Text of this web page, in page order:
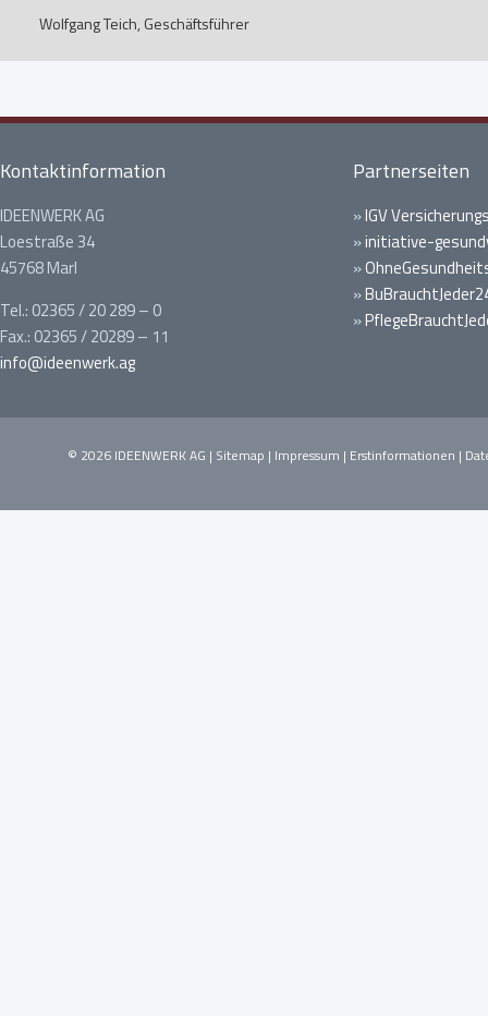
Wolfgang Teich, Geschäftsführer
Kontaktinformation
IDEENWERK AG
Loestraße 34
45768 Marl
Tel.: 02365 / 20 289 – 0
Fax.: 02365 / 20289 – 11
info@ideenwerk.ag
Partnerseiten
»IGV
»initiative-
»
»
»
© 2026 IDEENWERK AG | Sitemap | Impressum | Erstinformationen |